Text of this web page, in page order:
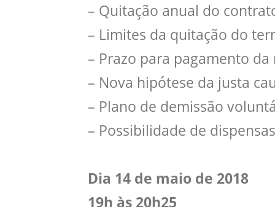
– Quitação anual do
– Limites da quitação do
– Prazo para pagamento
– Nova hipótese da justa
– Plano de demissão
– Possibilidade de
Dia 14 de maio de 2018
19h às 20h25